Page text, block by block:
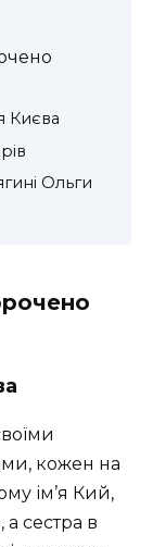
Києва
Ольги
кожен на
ім’я Кий,
сестра в